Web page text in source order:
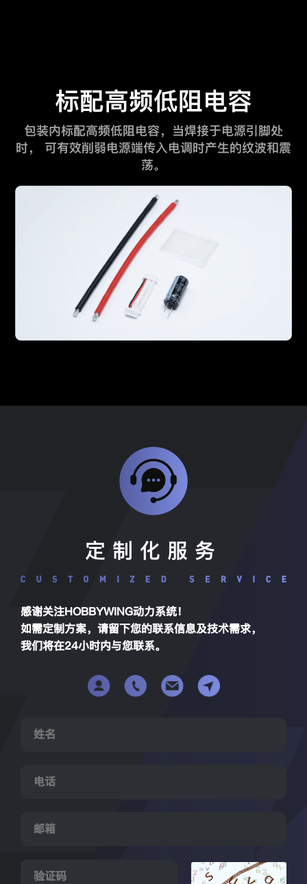
标配高频低阻电容
包装内标配高频低阻电容，当焊接于电源引脚处
时，
可有效削弱电源端传入电调时产生的纹波和震
荡。
定制化服务
感谢关注HOBBYWING动力系统！
如需定制方案，请留下您的联系信息及技术需求，
我们将在24小时内与您联系。